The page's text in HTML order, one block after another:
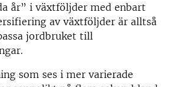
år” i växtföljder med enbart
av växtföljder är alltså
jordbruket till
som ses i mer varierade